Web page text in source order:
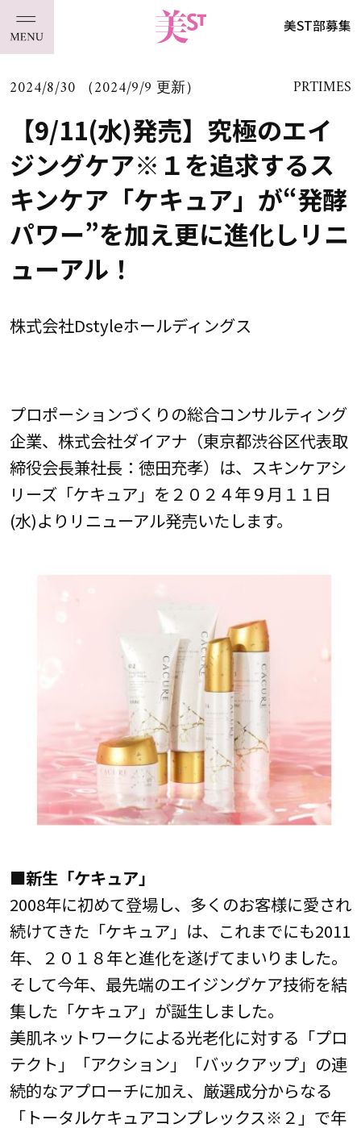
美ST部募集
2024/8/30 （2024/9/9 更新） PRTIMES
【9/11(水)発売】究極のエイ
ジングケア※１を追求するス
キンケア「ケキュア」が“発酵
パワー”を加え更に進化しリニ
ューアル！
株式会社Dstyleホールディングス
プロポーションづくりの総合コンサルティング
企業、株式会社ダイアナ（東京都渋谷区代表取
締役会長兼社長：徳田充孝）は、スキンケアシ
リーズ「ケキュア」を２０２４年９月１１日
(水)よりリニューアル発売いたします。
■新生「ケキュア」
2008年に初めて登場し、多くのお客様に愛され
続けてきた「ケキュア」は、これまでにも2011
年、２０１８年と進化を遂げてまいりました。
そして今年、最先端のエイジングケア技術を結
集した「ケキュア」が誕生しました。
美肌ネットワークによる光老化に対する「プロ
テクト」「アクション」「バックアップ」の連
続的なアプローチに加え、厳選成分からなる
「トータルケキュアコンプレックス※２」で年